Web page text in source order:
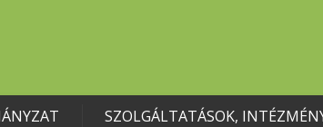
SZOLGÁLTATÁSOK,